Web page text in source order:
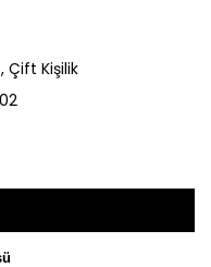
,Çift Kişilik